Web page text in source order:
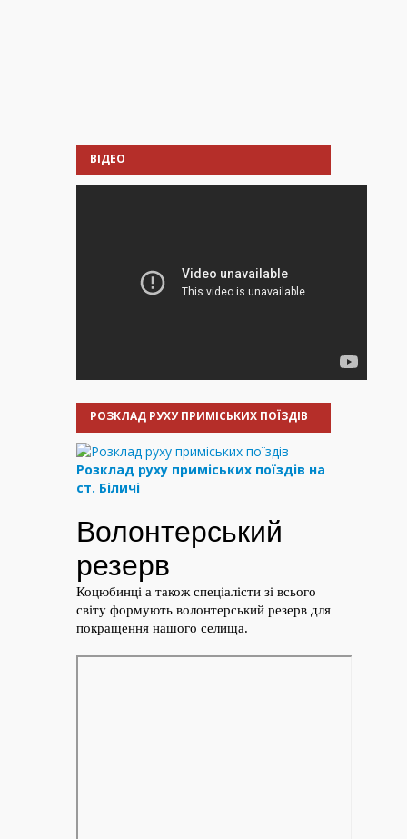
ВІДЕО
РОЗКЛАД РУХУ ПРИМІСЬКИХ ПОЇЗДІВ
Розклад руху приміських поїздів на
ст. Біличі